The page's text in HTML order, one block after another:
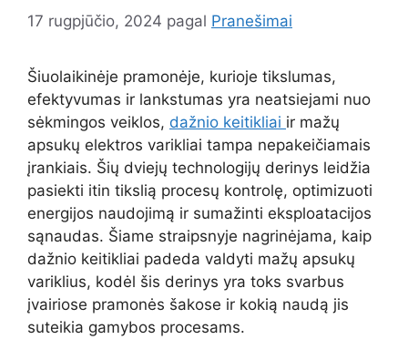
17 rugpjūčio, 2024 pagal Pranešimai
Šiuolaikinėje pramonėje, kurioje tikslumas,
efektyvumas ir lankstumas yra neatsiejami nuo
sėkmingos veiklos, dažnio keitikliai ir mažų
apsukų elektros varikliai tampa nepakeičiamais
įrankiais. Šių dviejų technologijų derinys leidžia
pasiekti itin tikslią procesų kontrolę, optimizuoti
energijos naudojimą ir sumažinti eksploatacijos
sąnaudas. Šiame straipsnyje nagrinėjama, kaip
dažnio keitikliai padeda valdyti mažų apsukų
variklius, kodėl šis derinys yra toks svarbus
įvairiose pramonės šakose ir kokią naudą jis
suteikia gamybos procesams.